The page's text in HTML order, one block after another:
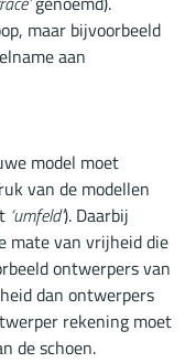
maar bijvoorbeeld
aan
model moet
van de modellen
‘umfeld’). Daarbij
mate van vrijheid die
ontwerpers van
dan ontwerpers
rekening moet
de schoen.